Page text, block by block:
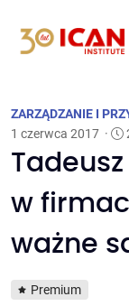
ZARZĄDZANIE I
1 czerwca 2017 ·
w
ważne
Premium